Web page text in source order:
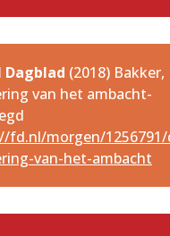
Dagblad (2018) Bakker,
van het ambacht-
fd.nl/morgen/1256791/
van-het-ambacht